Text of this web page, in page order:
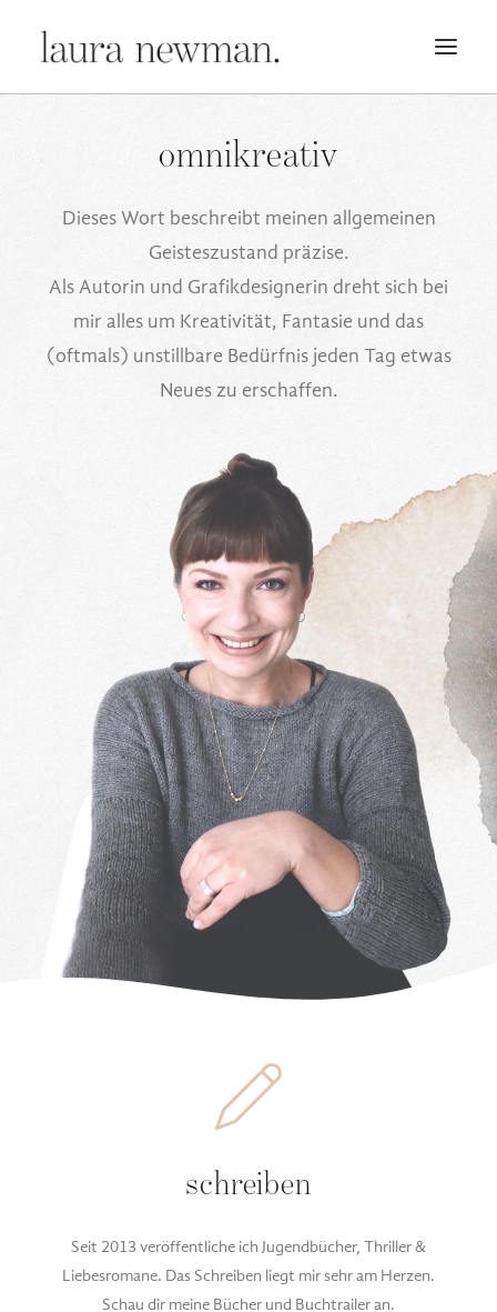
PREISLISTE
NEWS
BÜCHER
TRAILER
PRESSEMATERIAL
PRESSE, INTERVIEWS & CO
KONTAKT
omnikreativ
Dieses Wort beschreibt meinen allgemeinen
Geisteszustand präzise.
Als Autorin und Grafikdesignerin dreht sich bei
mir alles um Kreativität, Fantasie und das
(oftmals) unstillbare Bedürfnis jeden Tag etwas
Neues zu erschaffen.
schreiben
Seit 2013 veröffentliche ich Jugendbücher, Thriller &
Liebesromane. Das Schreiben liegt mir sehr am Herzen.
Schau dir meine Bücher und Buchtrailer an.